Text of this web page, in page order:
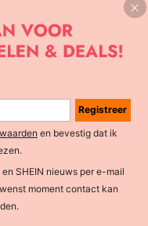
Registreer
en bevestig dat ik
SHEIN nieuws per e-mail
moment contact kan